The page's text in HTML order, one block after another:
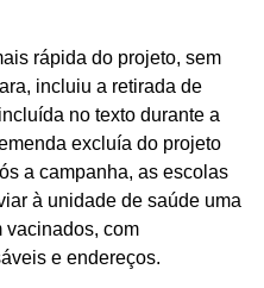
rápida do projeto, sem
incluiu a retirada de
no texto durante a
excluía do projeto
a campanha, as escolas
à unidade de saúde uma
vacinados, com
e endereços.